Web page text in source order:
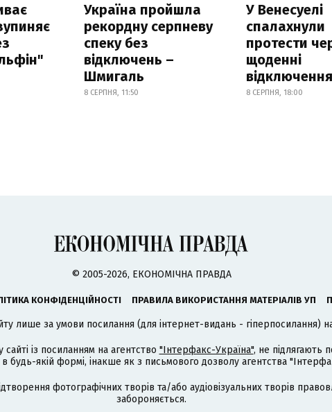
Україна пройшла
рекордну серпневу
спеку без
відключень –
Шмигаль
8 СЕРПНЯ, 11:50
У Венесуелі
спалахнули
протести
щоденні
8 СЕРПНЯ, 18:00
© 2005-2026, ЕКОНОМІЧНА ПРАВДА
КОНФІДЕНЦІЙНОСТІ ПРАВИЛА ВИКОРИСТАННЯ МАТЕРІАЛІВ УП
лише за умови посилання (для інтернет-видань - гіперпосилання)
із посиланням на агентство "Інтерфакс-Україна", не підлягають
якій формі, інакше як з письмового дозволу агентства
фотографічних творів та/або аудіовізуальних творів
забороняється.